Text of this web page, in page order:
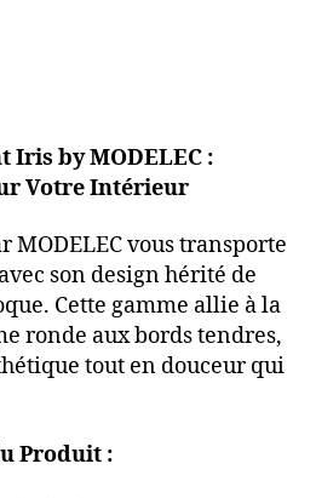
Iris by MODELEC :
Votre Intérieur
MODELEC vous transporte
son design hérité de
Cette gamme allie à la
ronde aux bords tendres,
tout en douceur qui
Produit :